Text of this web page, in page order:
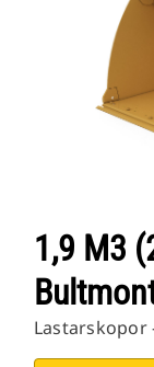
1,9 M3
Lastarskopor